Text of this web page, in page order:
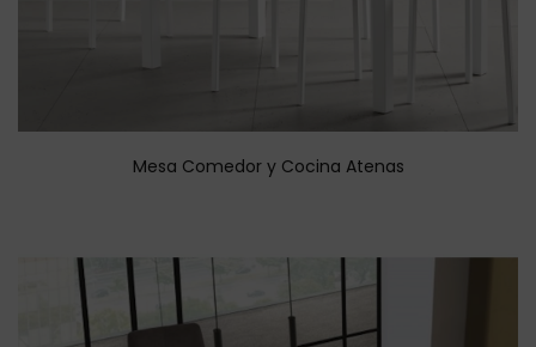
Mesa Comedor y Cocina Atenas